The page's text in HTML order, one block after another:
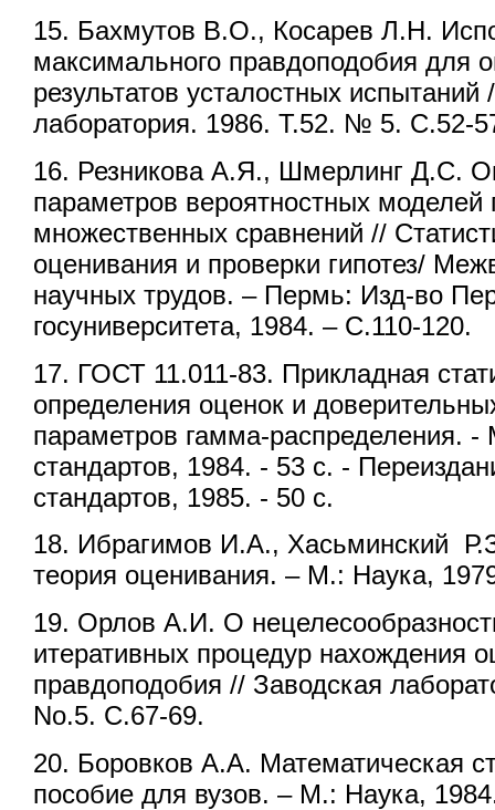
15. Бахмутов В.О., Косарев Л.Н.
максимального правдоподобия для
результатов усталостных испытаний
лаборатория. 1986. Т.52. № 5. С.52-
16. Резникова А.Я., Шмерлинг Д.С.
параметров вероятностных моделей
множественных сравнений //
оценивания и проверки гипотез/
научных трудов. – Пермь: Изд-во
госуниверситета, 1984. – С.110-120.
17. ГОСТ 11.011-83. Прикладная
определения оценок и
параметров гамма-распределения.
стандартов, 1984. - 53 с. -
стандартов, 1985. - 50 с.
18. Ибрагимов И.А., Хасьминский
теория оценивания. – М.: Наука,
19. Орлов А.И. О
итеративных процедур нахождения
правдоподобия // Заводская
No.5. С.67-69.
20. Боровков А.А. Математическая
пособие для вузов. – М.: Наука,